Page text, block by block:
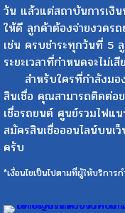
วัน แล้วแต่สถาบันการเงิ
ให้ดี ลูกค้าต้องจ่ายงวดร
เช่น ครบชำระทุกวันที่ 5 ลู
ระยะเวลาที่กำหนดจะไม่เ
สำหรับใครที่กำลังมอง
สินเชื่อ คุณสามารถติดต่อ
เชื่อรถยนต์ ศูนย์รวมไฟแ
สมัครสินเชื่อออนไลน์บน
ครับ
*เงื่อนไขเป็นไปตามที่ผู้ให้บริการ